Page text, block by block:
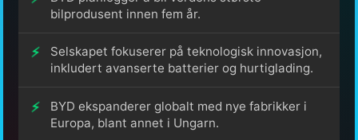
bilprodusent innen fem år.
Selskapet fokuserer på teknologisk innovasjon,
inkludert avanserte batterier og hurtiglading.
BYD ekspanderer globalt med nye fabrikker i
Europa, blant annet i Ungarn.